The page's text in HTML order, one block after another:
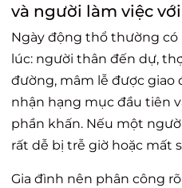
và người làm việc
Ngày động thổ thường có
lúc: người thân đến dự,
đường, mâm lễ được giao
nhận hạng mục đầu tiên
phần khấn. Nếu một
rất dễ bị trễ giờ hoặc mất
Gia đình nên phân công